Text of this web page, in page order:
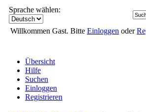
Sprache wählen:
Willkommen Gast. Bitte Einloggen oder
Übersicht
Hilfe
Suchen
Einloggen
Registrieren